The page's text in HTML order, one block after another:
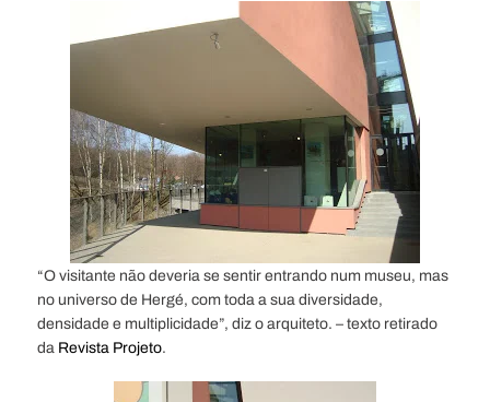
“O visitante não deveria se sentir entrando num museu, mas
no universo de Hergé, com toda a sua diversidade,
densidade e multiplicidade”, diz o arquiteto. – texto retirado
da Revista Projeto.